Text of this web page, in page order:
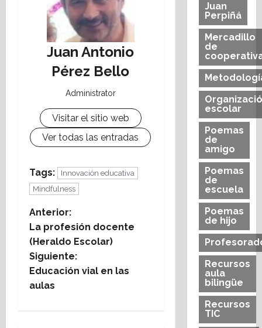
Juan Antonio
Pérez Bello
Administrator
Visitar el sitio web
Ver todas las entradas
Tags:
Innovación educativa
Mindfulness
N
a
v
e
Anterior:
La profesión docente
(Heraldo Escolar)
Siguiente:
Educación vial en las
aulas
Juan
Perpiñá
Mercadillo
de
escolar
Poemas
de
amigo
Poemas
de
escuela
Poemas
de hijo
Recursos
aula
bilingüe
Recursos
TIC